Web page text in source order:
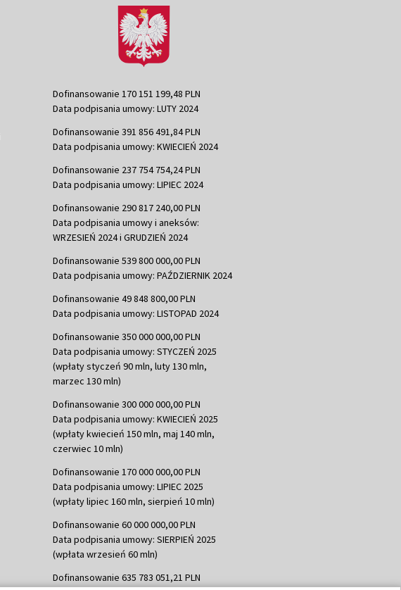
Dofinansowanie 170 151 199,48 PLN
Data podpisania umowy: LUTY 2024
Dofinansowanie 391 856 491,84 PLN
Data podpisania umowy: KWIECIEŃ 2024
Dofinansowanie 237 754 754,24 PLN
Data podpisania umowy: LIPIEC 2024
Dofinansowanie 290 817 240,00 PLN
Data podpisania umowy i aneksów:
WRZESIEŃ 2024 i GRUDZIEŃ 2024
Dofinansowanie 539 800 000,00 PLN
Data podpisania umowy: PAŹDZIERNIK 2024
Dofinansowanie 49 848 800,00 PLN
Data podpisania umowy: LISTOPAD 2024
Dofinansowanie 350 000 000,00 PLN
Data podpisania umowy: STYCZEŃ 2025
(wpłaty styczeń 90 mln, luty 130 mln,
marzec 130 mln)
Dofinansowanie 300 000 000,00 PLN
Data podpisania umowy: KWIECIEŃ 2025
(wpłaty kwiecień 150 mln, maj 140 mln,
czerwiec 10 mln)
Dofinansowanie 170 000 000,00 PLN
Data podpisania umowy: LIPIEC 2025
(wpłaty lipiec 160 mln, sierpień 10 mln)
Dofinansowanie 60 000 000,00 PLN
Data podpisania umowy: SIERPIEŃ 2025
(wpłata wrzesień 60 mln)
Dofinansowanie 635 783 051,21 PLN